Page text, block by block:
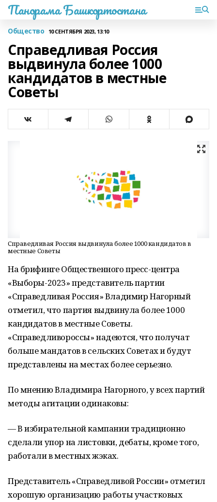
Панорама Башкортостана
Общество 10 СЕНТЯБРЯ 2023, 13:10
Справедливая Россия
выдвинула более 1000
кандидатов в местные
Советы
Справедливая Россия выдвинула более 1000 кандидатов в
местные Советы
На брифинге Общественного пресс-центра
«Выборы-2023» представитель партии
«Справедливая Россия» Владимир Нагорный
отметил, что партия выдвинула более 1000
кандидатов в местные Советы.
«Справедливороссы» надеются, что получат
больше мандатов в сельских Советах и будут
представлены на местах более серьезно.
По мнению Владимира Нагорного, у всех партий
методы агитации одинаковы:
— В избирательной кампании традиционно
сделали упор на листовки, дебаты, кроме того,
работали в местных жэках.
Представитель «Справедливой России» отметил
хорошую организацию работы участковых